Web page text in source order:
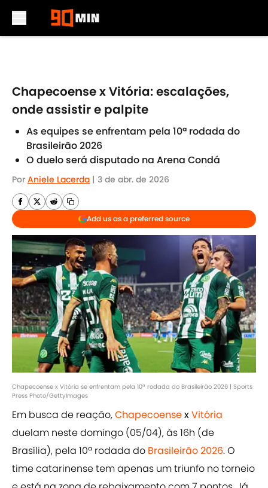
Chapecoense x Vitória: escalações,
onde assistir e palpite
As equipes se enfrentam pela 10ª rodada do
Brasileirão 2026
O duelo será disputado na Arena Condá
Por Aniele Lacerda | 3 de abr. de 2026
Add us as a preferred source
Chapecoense x Vitória se enfrentam pela 10ª rodada do Brasileirão 2026 | Sports
Press Photo/GettyImages
Em busca de reação,ChapecoensexVitória
duelam neste domingo (05/04), às 16h (de
Brasília), pela 10ª rodada do Brasileirão 2026. O
time catarinense tem apenas um triunfo no torneio